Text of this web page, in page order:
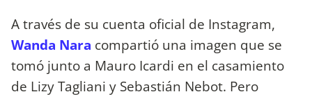
A través de su cuenta oficial de Instagram,
Wanda Nara compartió una imagen que se
tomó junto a Mauro Icardi en el casamiento
de Lizy Tagliani y Sebastián Nebot. Pero